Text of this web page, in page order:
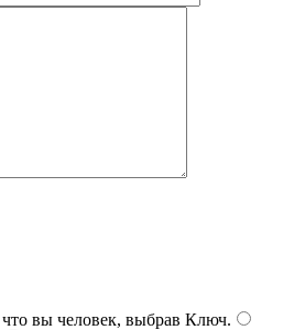
вы человек, выбрав Ключ.